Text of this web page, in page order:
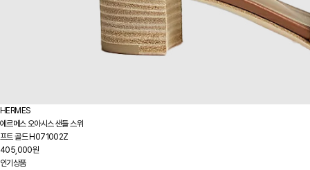
HERMES
에르메스 오아시스 샌들 스위
프트 골드 H071002Z
405,000원
인기상품